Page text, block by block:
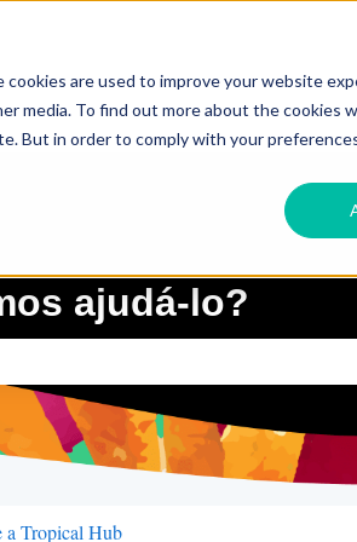
are used to improve your website
media. To find out more about the cookies
But in order to comply with your
ajudá-lo?
de pesquisa está em branco.
a Tropical Hub